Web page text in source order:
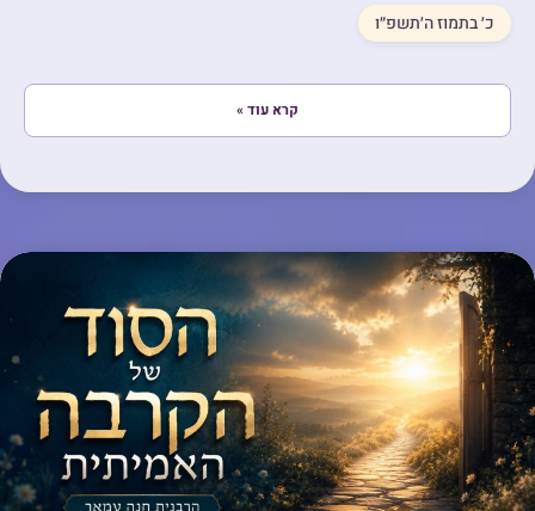
כ׳ בתמוז ה׳תשפ״ו
קרא עוד »